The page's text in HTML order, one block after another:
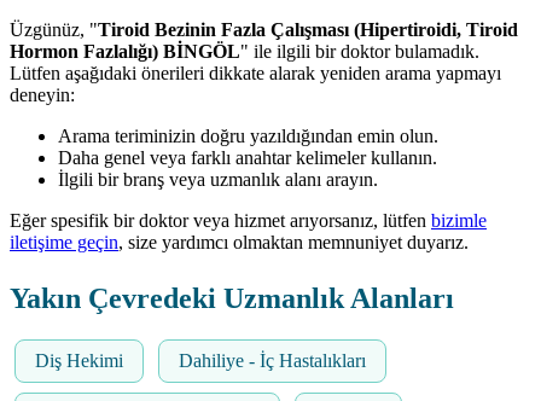
Üzgünüz, "Tiroid Bezinin Fazla Çalışması (Hipertiroidi, Tiroid
Hormon Fazlalığı) BİNGÖL" ile ilgili bir doktor bulamadık.
Lütfen aşağıdaki önerileri dikkate alarak yeniden arama yapmayı
deneyin:
Arama teriminizin doğru yazıldığından emin olun.
Daha genel veya farklı anahtar kelimeler kullanın.
İlgili bir branş veya uzmanlık alanı arayın.
Eğer spesifik bir doktor veya hizmet arıyorsanız, lütfen bizimle
iletişime geçin, size yardımcı olmaktan memnuniyet duyarız.
Yakın Çevredeki Uzmanlık Alanları
Diş Hekimi Dahiliye - İç Hastalıkları